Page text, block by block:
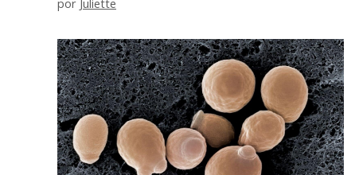
por Juliette